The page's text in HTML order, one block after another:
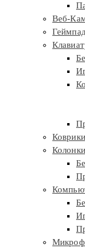
Веб-
Коврики
Колонки